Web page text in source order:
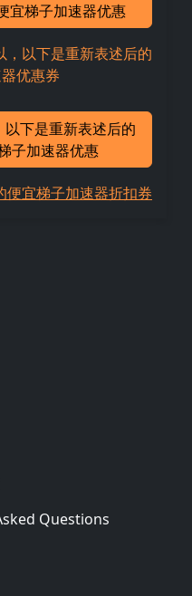
宜梯子加速器优惠
以下是重新表述后的
优惠券
下是重新表述后的
子加速器优惠
便宜梯子加速器折扣券
Questions